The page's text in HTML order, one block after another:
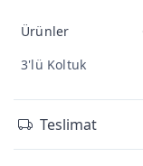
Ürünler
3'lü Koltuk
Teslimat